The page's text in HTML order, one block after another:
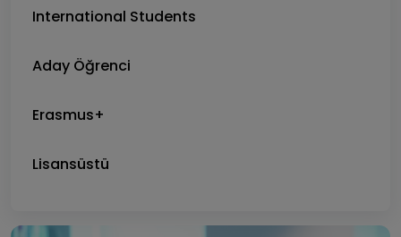
International Students
Aday Öğrenci
Erasmus+
Lisansüstü